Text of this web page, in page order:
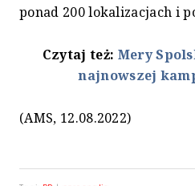
ponad 200 lokalizacjach i
Czytaj też: Mery
najnowszej
(AMS, 12.08.2022)